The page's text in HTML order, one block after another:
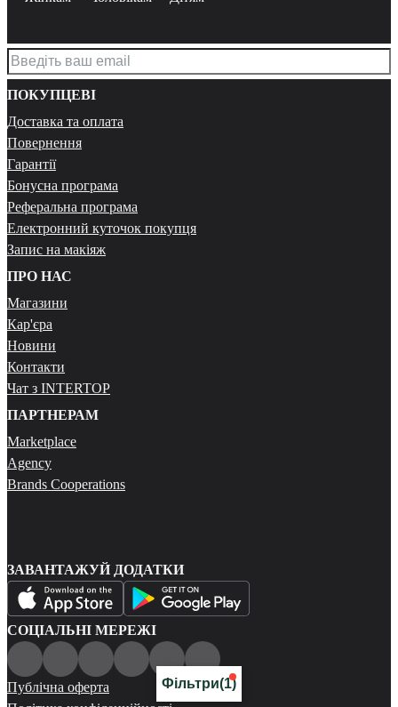
Фільтри(1)
ПОКУПЦЕВІ
Доставка та оплата
Повернення
Гарантії
Бонусна програма
Реферальна програма
Електронний куточок покупця
Запис на макіяж
ПРО НАС
Магазини
Кар'єра
Новини
Контакти
Чат з INTERTOP
ПАРТНЕРАМ
Marketplace
Agency
Brands Cooperations
ЗАВАНТАЖУЙ ДОДАТКИ
СОЦІАЛЬНІ МЕРЕЖІ
Публічна оферта